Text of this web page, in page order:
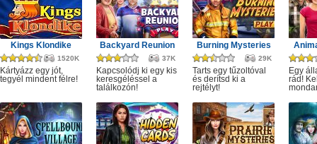
Kings Klondike
1520K
Kártyázz egy jót,
tegyél mindent félre!
Backyard Reunion
37K
Kapcsolódj ki egy kis
keresgéléssel a
találkozón!
Burning Mysteries
29K
Tarts egy tűzoltóval
és derítsd ki a
rejtélyt!
Egy
rád!